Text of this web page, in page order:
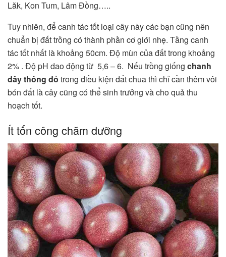
Lăk, Kon Tum, Lâm Đồng…..
Tuy nhiên, để canh tác tốt loại cây này các bạn cũng nên
chuẩn bị đất trồng có thành phần cơ giới nhẹ. Tầng canh
tác tốt nhất là khoảng 50cm. Độ mùn của đất trong khoảng
2% . Độ pH dao động từ 5,6 – 6. Nếu trồng giống chanh
dây thông đỏ trong điều kiện đất chua thì chỉ cần thêm vôi
bón đất là cây cũng có thể sinh trưởng và cho quả thu
hoạch tốt.
Ít tốn công chăm dưỡng